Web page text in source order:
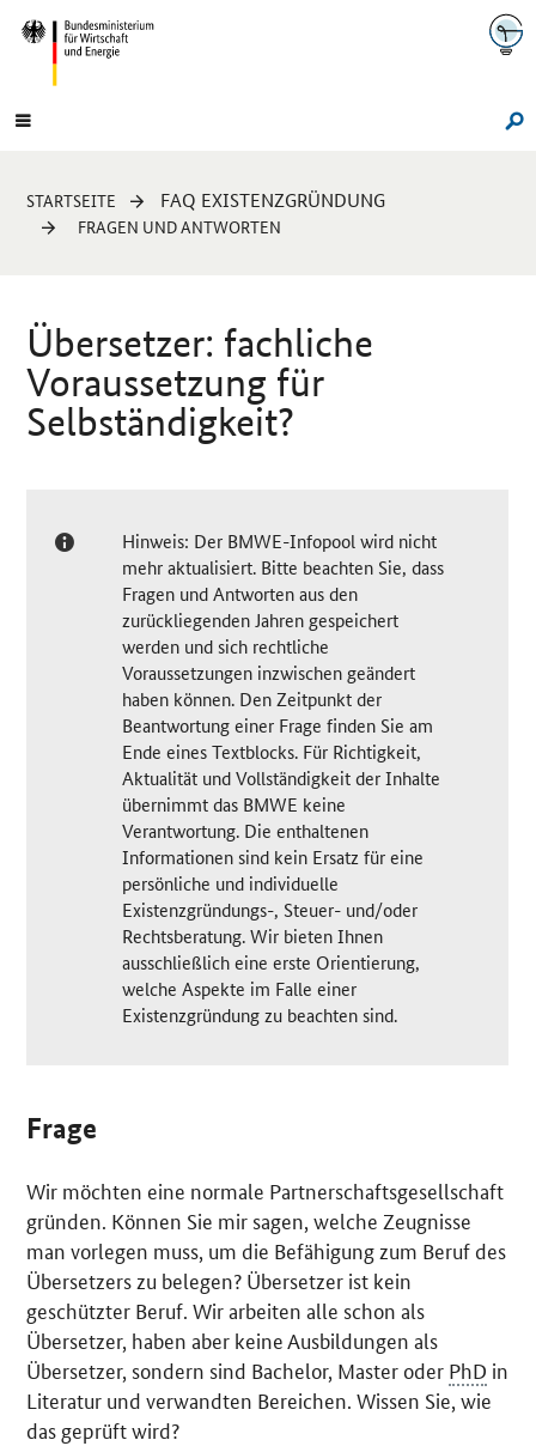
Navigation
Hauptmenü
Sie
sind
STARTSEITE FAQ EXISTENZGRÜNDUNG
FRAGEN UND ANTWORTEN
Übersetzer: fachliche
Voraussetzung für
Selbständigkeit?
Hinweis: Der BMWE-Infopool wird nicht
mehr aktualisiert. Bitte beachten Sie, dass
Fragen und Antworten aus den
zurückliegenden Jahren gespeichert
werden und sich rechtliche
Voraussetzungen inzwischen geändert
haben können. Den Zeitpunkt der
Beantwortung einer Frage finden Sie am
Ende eines Textblocks. Für Richtigkeit,
Aktualität und Vollständigkeit der Inhalte
übernimmt das BMWE keine
Verantwortung. Die enthaltenen
Informationen sind kein Ersatz für eine
persönliche und individuelle
Existenzgründungs-, Steuer- und/oder
Rechtsberatung. Wir bieten Ihnen
ausschließlich eine erste Orientierung,
welche Aspekte im Falle einer
Existenzgründung zu beachten sind.
Frage
Wir möchten eine normale Partnerschaftsgesellschaft
gründen. Können Sie mir sagen, welche Zeugnisse
man vorlegen muss, um die Befähigung zum Beruf des
Übersetzers zu belegen? Übersetzer ist kein
geschützter Beruf. Wir arbeiten alle schon als
Übersetzer, haben aber keine Ausbildungen als
Übersetzer, sondern sind Bachelor, Masteroder PhD in
Literatur und verwandten Bereichen. Wissen Sie, wie
das geprüft wird?